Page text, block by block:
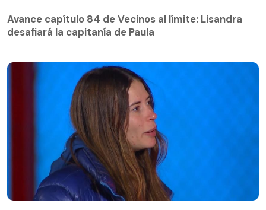
desafiará la capitanía de Paula
Avance capítulo 84 de Vecinos al límite: Lisandra
desafiará la capitanía de Paula